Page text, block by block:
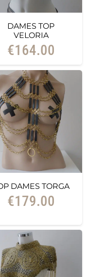
DAMES TOP
VELORIA
€164.00
DAMES TORGA
€179.00